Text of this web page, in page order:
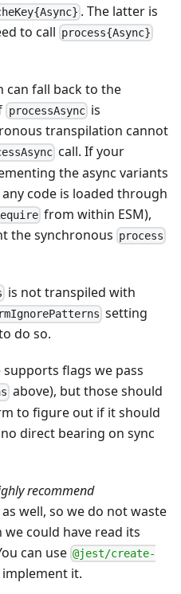
. The latter is
to call process{Async}
can fall back to the
processAsyncis
transpilation cannot
call. If your
the async variants
code is loaded through
from within ESM),
the synchronous process
is not transpiled with
setting
do so.
flags we pass
above), but those should
to figure out if it should
direct bearing on sync
recommend
as well, so we do not waste
could have read its
can use @jest/create-
it.